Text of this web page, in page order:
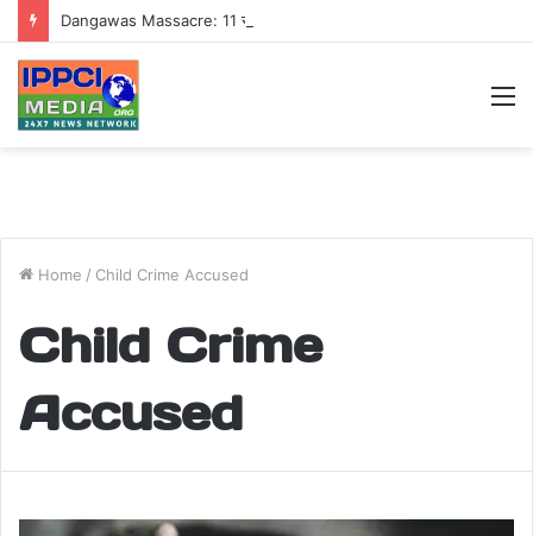
Home / Child Crime Accused
Child Crime
Accused